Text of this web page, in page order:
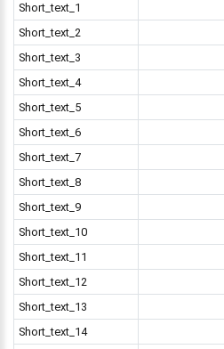
Short_text_1
Short_text_2
Short_text_3
Short_text_4
Short_text_5
Short_text_6
Short_text_7
Short_text_8
Short_text_9
Short_text_10
Short_text_11
Short_text_12
Short_text_13
Short_text_14